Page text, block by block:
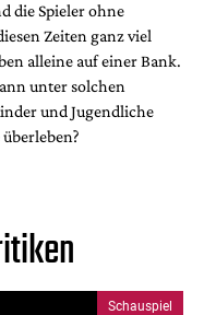
die Spieler ohne
Zeiten ganz viel
alleine auf einer Bank.
unter solchen
und Jugendliche
Schauspiel